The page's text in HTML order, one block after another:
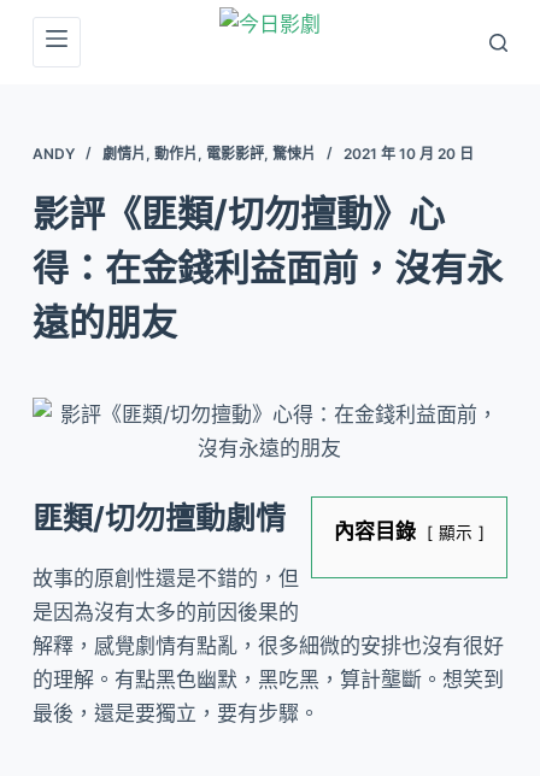
至
內
容
ANDY 劇情片 , 動作片 , 電影影評, 驚悚片 2021 年 10 月 20 日
影評《匪類/切勿擅動》心
得：在金錢利益面前，沒有永
遠的朋友
內容目錄 顯示
匪類/切勿擅動劇情
故事的原創性還是不錯的，但
是因為沒有太多的前因後果的
解釋，感覺劇情有點亂，很多細微的安排也沒有很好
的理解。有點黑色幽默，黑吃黑，算計壟斷。想笑到
最後，還是要獨立，要有步驟。